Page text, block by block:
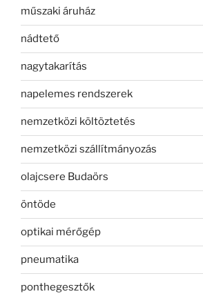
műszaki áruház
nádtető
nagytakarítás
napelemes rendszerek
nemzetközi költöztetés
nemzetközi szállítmányozás
olajcsere Budaörs
öntöde
optikai mérőgép
pneumatika
ponthegesztők